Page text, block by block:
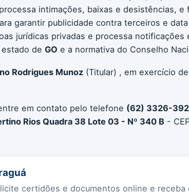
intimações, baixas e desistências,
garantir publicidade contra terceiros e
jurídicas privadas e processa
de GO e a normativa do Conselho
Rodrigues Munoz (Titular) , em exercício
em contato pelo telefone (62) 3326-
Rios Quadra 38 Lote 03 - Nº 340 B -
certidões e documentos online e receba